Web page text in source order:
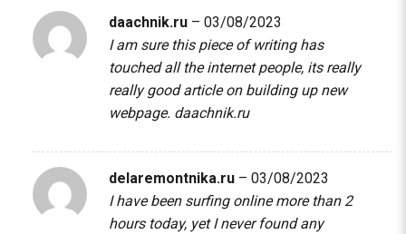
daachnik.ru – 03/08/2023
I am sure this piece of writing has
touched all the internet people, its really
really good article on building up new
webpage. daachnik.ru
delaremontnika.ru – 03/08/2023
I have been surfing online more than 2
hours today, yet I never found any